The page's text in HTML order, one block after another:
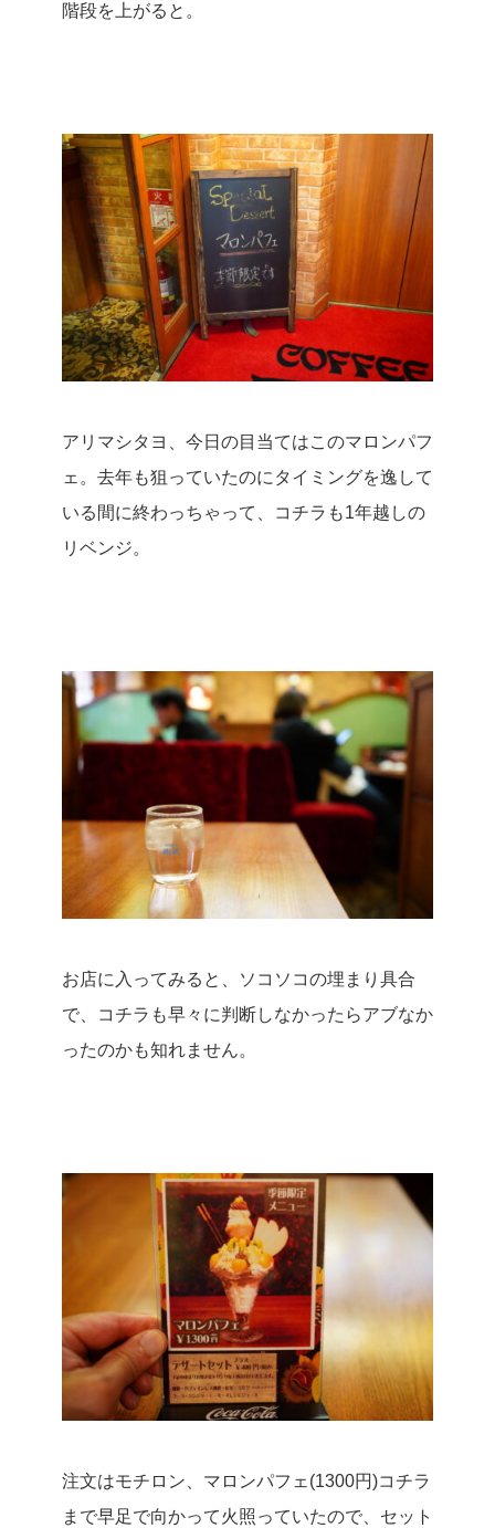
階段を上がると。
アリマシタヨ、今日の目当てはこのマロンパフ
ェ。 去年も狙っていたのにタイミングを逸して
いる間に終わっちゃって、コチラも1年越しの
リベンジ。
お店に入ってみると、ソコソコの埋まり具合
で、コチラも早々に判断しなかったらアブなか
ったのかも知れません。
注文はモチロン、マロンパフェ(1300円)コチラ
まで早足で向かって火照っていたので、セット